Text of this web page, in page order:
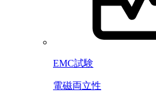
EMC試験
電磁両立性